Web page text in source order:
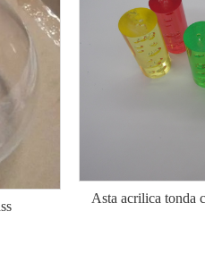
Asta acrilica tonda